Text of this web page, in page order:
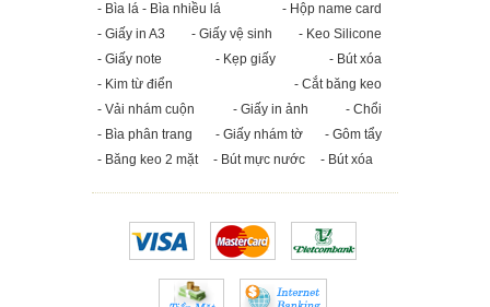
- Bìa lá - Bìa nhiều lá
- Hộp name card
- Giấy in A3
- Giấy vệ sinh
- Keo Silicone
- Giấy note
- Kẹp giấy
- Bút xóa
- Kim từ điển
- Cắt băng keo
- Vải nhám cuộn
- Giấy in ảnh
- Chổi
- Bìa phân trang
- Giấy nhám tờ
- Gôm tẩy
- Băng keo 2 mặt
- Bút mực nước - Bút xóa